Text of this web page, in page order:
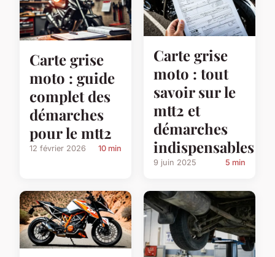
Carte grise
moto : guide
complet des
démarches
pour le mtt2
12 février 2026 10 min
Carte grise
moto : tout
savoir sur le
mtt2 et
démarches
indispensables
9 juin 2025 5 min